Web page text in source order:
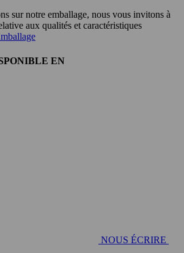
sur notre emballage, nous vous invitons à
aux qualités et caractéristiques
EN
NOUS ÉCRIRE